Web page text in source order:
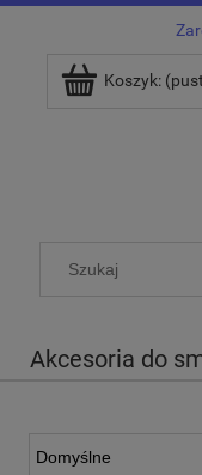
Koszyk:
Akcesoria do